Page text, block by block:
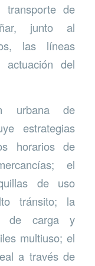
transporte de
junto al
las líneas
del
urbana de
estrategias
horarios de
el
de uso
tránsito; la
de carga y
multiuso; el
a través de